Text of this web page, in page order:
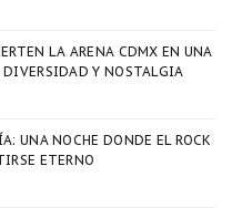
LA ARENA CDMX EN UNA
DIVERSIDAD Y NOSTALGIA
UNA NOCHE DONDE EL ROCK
ETERNO